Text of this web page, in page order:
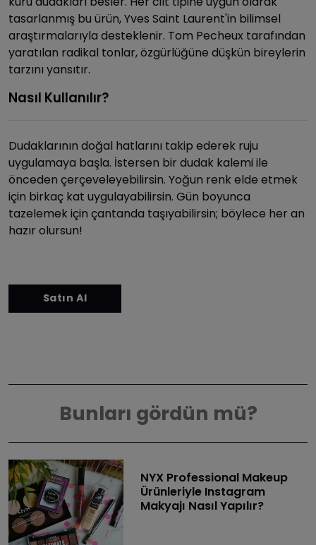
tasarlanmış bu ürün, Yves Saint Laurent'in bilimsel
araştırmalarıyla desteklenir. Tom Pecheux tarafından
yaratılan radikal tonlar, özgürlüğüne düşkün bireylerin
tarzını yansıtır.
Nasıl Kullanılır?
Dudaklarının doğal hatlarını takip ederek ruju
uygulamaya başla. İstersen bir dudak kalemi ile
önceden çerçeveleyebilirsin. Yoğun renk elde etmek
için birkaç kat uygulayabilirsin. Gün boyunca
tazelemek için çantanda taşıyabilirsin; böylece her an
hazır olursun!
Bunları gördün mü?
NYX Professional Makeup
Ürünleriyle Instagram
Makyajı Nasıl Yapılır?